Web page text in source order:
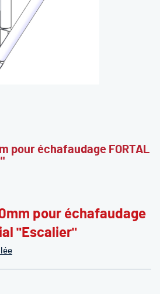
pour échafaudage FORTAL
pour échafaudage
"Escalier"